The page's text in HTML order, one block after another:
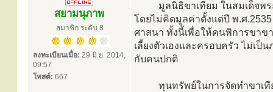
สยามนุภาพ
สมาชิก ระดับ 8
ลงทะเบียนเมื่อ: 29 มิ.ย. 2014,
09:57
โพสต์: 667
มูลนิธิขาเทียม ในสมเด็จพระ
โดยไม่คิดมูลค่าตั้งแต่ปี พ.ศ
ศาสนา ทั้งนี้เพื่อให้คนพิการขาข
เลี้ยงตัวเองและครอบครัว ไม่เ
กับคนปกติ
ทุนทรัพย์ในการจัดทำขาเทีย